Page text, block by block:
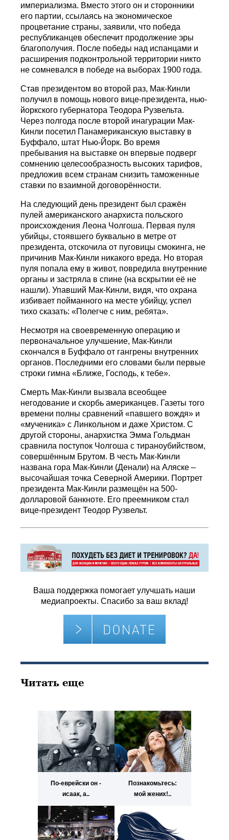
империализма. Вместо этого он и сторонники
его партии, ссылаясь на экономическое
процветание страны, заявили, что победа
республиканцев обеспечит продолжение эры
благополучия. После победы над испанцами и
расширения подконтрольной территории никто
не сомневался в победе на выборах 1900 года.
Став президентом во второй раз, Мак-Кинли
получил в помощь нового вице-президента, нью-
йоркского губернатора Теодора Рузвельта.
Через полгода после второй инагурации Мак-
Кинли посетил Панамериканскую выставку в
Буффало, штат Нью-Йорк. Во время
пребывания на выставке он впервые подверг
сомнению целесообразность высоких тарифов,
предложив всем странам снизить таможенные
ставки по взаимной договорённости.
На следующий день президент был сражён
пулей американского анархиста польского
происхождения Леона Чолгоша. Первая пуля
убийцы, стоявшего буквально в метре от
президента, отскочила от пуговицы смокинга, не
причинив Мак-Кинли никакого вреда. Но вторая
пуля попала ему в живот, повредила внутренние
органы и застряла в спине (на вскрытии её не
нашли). Упавший Мак-Кинли, видя, что охрана
избивает пойманного на месте убийцу, успел
тихо сказать: «Полегче с ним, ребята».
Несмотря на своевременную операцию и
первоначальное улучшение, Мак-Кинли
скончался в Буффало от гангрены внутренних
органов. Последними его словами были первые
строки гимна «Ближе, Господь, к тебе».
Смерть Мак-Кинли вызвала всеобщее
негодование и скорбь американцев. Газеты того
времени полны сравнений «павшего вождя» и
«мученика» с Линкольном и даже Христом. С
другой стороны, анархистка Эмма Гольдман
сравнила поступок Чолгоша с тираноубийством,
совершённым Брутом. В честь Мак-Кинли
названа гора Мак-Кинли (Денали) на Аляске –
высочайшая точка Северной Америки. Портрет
президента Мак-Кинли размещён на 500-
долларовой банкноте. Его преемником стал
вице-президент Теодор Рузвельт.
Ваша поддержка помогает улучшать наши
медиапроекты. Спасибо за ваш вклад!
Читать еще
По-еврейски он -
исаак, а..
Познакомьтесь:
мой жених!..